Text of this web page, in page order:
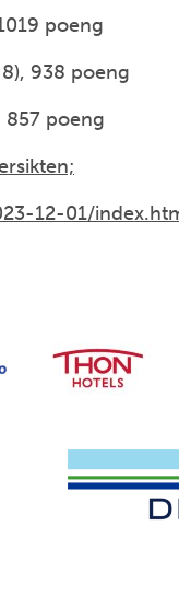
poeng
938 poeng
857 poeng
12-01/